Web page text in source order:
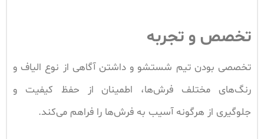
تخصص و تجربه
تخصصی بودن تیم شستشو و داشتن آگاهی از نوع الیاف و
رنگ‌های مختلف فرش‌ها، اطمینان از حفظ کیفیت و
جلوگیری از هرگونه آسیب به فرش‌ها را فراهم می‌کند.